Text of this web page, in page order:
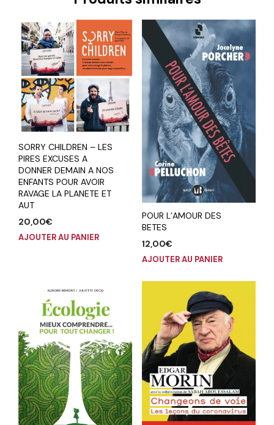
SORRY CHILDREN – LES
PIRES EXCUSES A
DONNER DEMAIN A NOS
ENFANTS POUR AVOIR
RAVAGE LA PLANETE ET
AUT
20,00€
AJOUTER AU PANIER
POUR L’AMOUR DES
BETES
12,00€
AJOUTER AU PANIER